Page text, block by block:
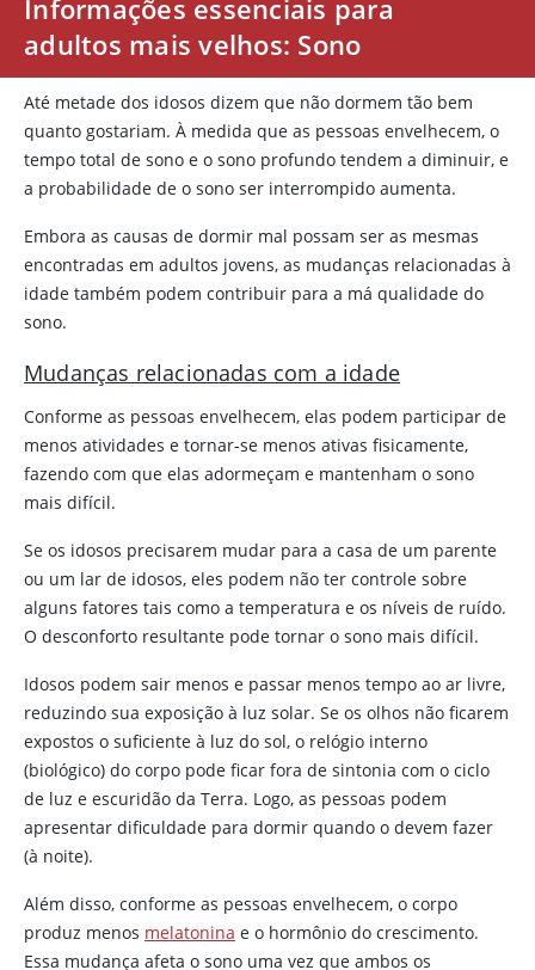
Informações essenciais para
adultos mais velhos: Sono
Até metade dos idosos dizem que não dormem tão bem
quanto gostariam. À medida que as pessoas envelhecem, o
tempo total de sono e o sono profundo tendem a diminuir, e
a probabilidade de o sono ser interrompido aumenta.
Embora as causas de dormir mal possam ser as mesmas
encontradas em adultos jovens, as mudanças relacionadas à
idade também podem contribuir para a má qualidade do
sono.
Mudanças relacionadas com a idade
Conforme as pessoas envelhecem, elas podem participar de
menos atividades e tornar-se menos ativas fisicamente,
fazendo com que elas adormeçam e mantenham o sono
mais difícil.
Se os idosos precisarem mudar para a casa de um parente
ou um lar de idosos, eles podem não ter controle sobre
alguns fatores tais como a temperatura e os níveis de ruído.
O desconforto resultante pode tornar o sono mais difícil.
Idosos podem sair menos e passar menos tempo ao ar livre,
reduzindo sua exposição à luz solar. Se os olhos não ficarem
expostos o suficiente à luz do sol, o relógio interno
(biológico) do corpo pode ficar fora de sintonia com o ciclo
de luz e escuridão da Terra. Logo, as pessoas podem
apresentar dificuldade para dormir quando o devem fazer
(à noite).
Além disso, conforme as pessoas envelhecem, o corpo
produz menos melatonina e o hormônio do crescimento.
Essa mudança afeta o sono uma vez que ambos os